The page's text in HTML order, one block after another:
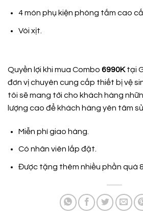
4 món phụ kiện phòng tắm cao
Vòi xịt.
Quyền lợi khi mua Combo 6990Ktại
đơn vị chuyên cung cấp thiết bị vệ
tôi sẽ mang tới cho khách hàng
lượng cao để khách hàng yên tâm
Miễn phí giao hàng.
Có nhân viên lắp đặt.
Được tặng thêm nhiều phần quà